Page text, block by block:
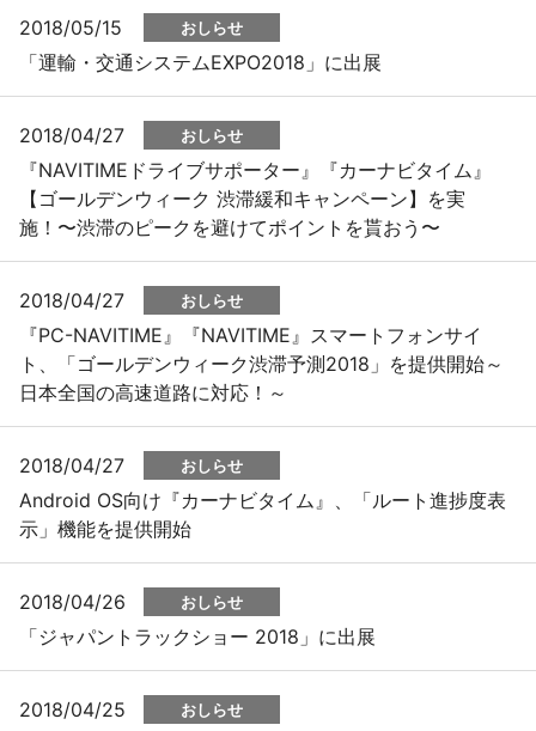
2018/05/15 おしらせ
「運輸・交通システムEXPO2018」に出展
2018/04/27 おしらせ
『NAVITIMEドライブサポーター』『カーナビタイム』
【ゴールデンウィーク 渋滞緩和キャンペーン】を実
施！〜渋滞のピークを避けてポイントを貰おう〜
2018/04/27 おしらせ
『PC-NAVITIME』『NAVITIME』スマートフォンサイ
ト、「ゴールデンウィーク渋滞予測2018」を提供開始～
日本全国の高速道路に対応！～
2018/04/27 おしらせ
Android OS向け『カーナビタイム』、「ルート進捗度表
示」機能を提供開始
2018/04/26 おしらせ
「ジャパントラックショー 2018」に出展
2018/04/25 おしらせ